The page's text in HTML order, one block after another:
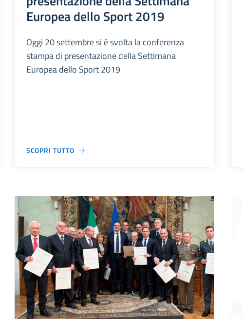
Europea dello Sport 2019
Oggi 20 settembre si è svolta la conferenza
stampa di presentazione della Settimana
Europea dello Sport 2019
SCOPRI TUTTO